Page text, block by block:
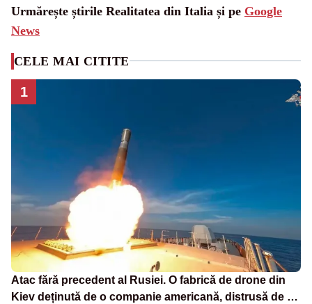
Urmărește știrile Realitatea din Italia și pe Google
News
CELE MAI CITITE
1
Atac fără precedent al Rusiei. O fabrică de drone din
Kiev deținută de o companie americană, distrusă de o